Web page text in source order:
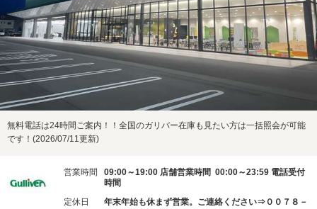
無料電話は24時間ご案内！！全国のガリバー在庫も見たい方は一括照会が可能
です！(2026/07/11更新)
営業時間
09:00～19:00 店舗営業時間 00:00～23:59 電話受付
時間
定休日
年末年始も休まず営業。ご連絡ください⇒００７８－